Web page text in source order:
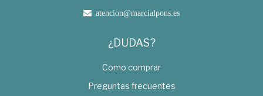
atencion@marcialpons.es
¿DUDAS?
Como comprar
Preguntas frecuentes